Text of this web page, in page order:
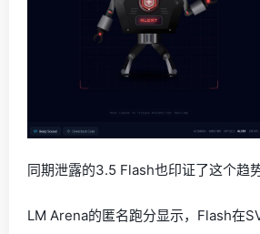
同期泄露的3.5 Flash也印证了这个趋势
LM Arena的匿名跑分显示，Flash在